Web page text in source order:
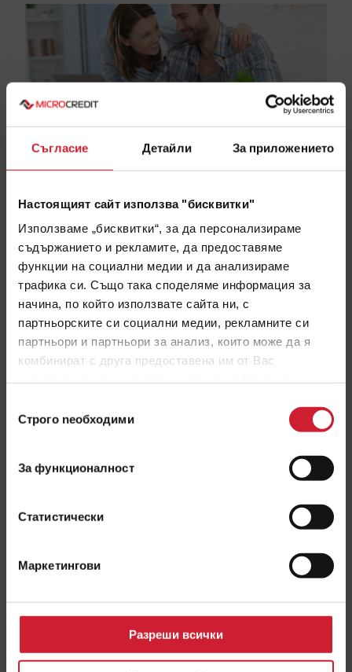
Съгласие Детайли За приложението
Настоящият сайт използва "бисквитки"
Използваме „бисквитки“, за да персонализираме
съдържанието и рекламите, да предоставяме
функции на социални медии и да анализираме
трафика си. Също така споделяме информация за
начина, по който използвате сайта ни, с
партньорските си социални медии, рекламните си
партньори и партньори за анализ, които може да я
комбинират с друга предоставена им от Вас
наСтрого nеобходими
За функционалност
Статистически
Маркетингови
Разреши всички
CrediNet е най-новият
продукт на Микро Кредит
Микро Кредит вече предлага изцяло онлайн
бърз кредит
Прочети още